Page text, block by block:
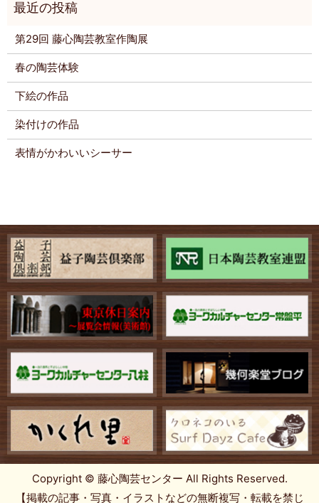
第29回 藤心陶芸教室作陶展
春の陶芸体験
下絵の作品
染付けの作品
表情がかわいいシーサー
Copyright © 藤心陶芸センター All Rights Reserved.
【掲載の記事・写真・イラストなどの無断複写・転載を禁じ